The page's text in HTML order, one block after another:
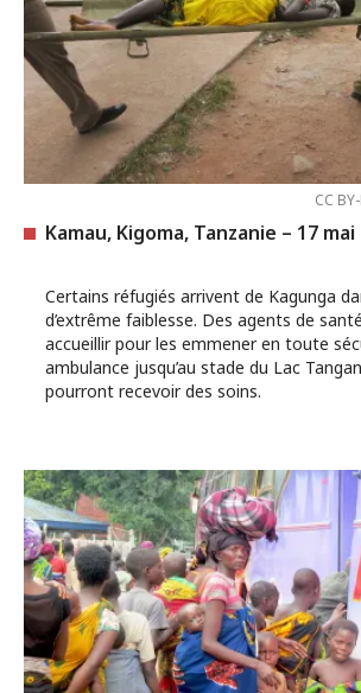
CC
Kamau, Kigoma, Tanzanie – 17 mai
Certains réfugiés arrivent de Kagunga
d’extrême faiblesse. Des agents de
accueillir pour les emmener en toute
ambulance jusqu’au stade du Lac
pourront recevoir des soins.